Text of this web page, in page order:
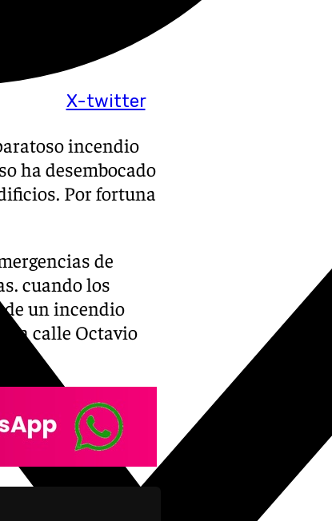
X-twitter
incendio
ha desembocado
Por fortuna
de
cuando los
de un incendio
la calle Octavio